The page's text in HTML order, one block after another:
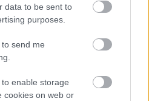
data to be sent to
purposes.
send me
enable storage
cookies on web or
ανθρώπους που